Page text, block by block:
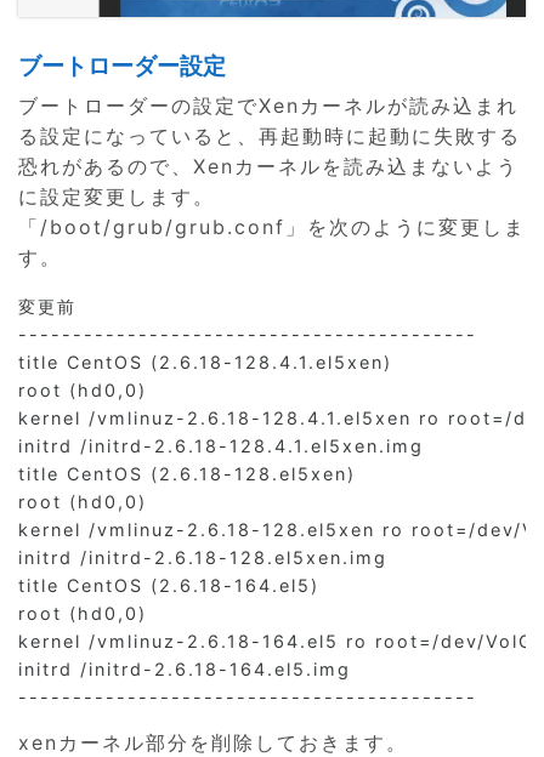
ブートローダー設定
ブートローダーの設定でXenカーネルが読み込まれ
る設定になっていると、再起動時に起動に失敗する
恐れがあるので、Xenカーネルを読み込まないよう
に設定変更します。
「/boot/grub/grub.conf」を次のように変更しま
す。
変更前
------------------------------------------
title CentOS (2.6.18-128.4.1.el5xen)
root (hd0,0)
kernel /vmlinuz-2.6.18-128.4.1.el5xen ro root=/
initrd /initrd-2.6.18-128.4.1.el5xen.img
title CentOS (2.6.18-128.el5xen)
root (hd0,0)
kernel /vmlinuz-2.6.18-128.el5xen ro root=/dev/
initrd /initrd-2.6.18-128.el5xen.img
title CentOS (2.6.18-164.el5)
root (hd0,0)
kernel /vmlinuz-2.6.18-164.el5 ro root=/dev/
initrd /initrd-2.6.18-164.el5.img
------------------------------------------
xenカーネル部分を削除しておきます。